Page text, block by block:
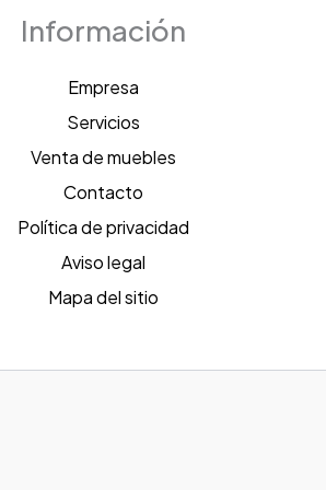
Información
Empresa
Servicios
Venta de muebles
Contacto
Política de privacidad
Aviso legal
Mapa del sitio